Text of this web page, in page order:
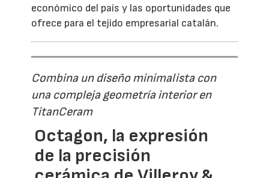
económico del país y las oportunidades que
ofrece para el tejido empresarial catalán.
Combina un diseño minimalista con
una compleja geometría interior en
TitanCeram
Octagon, la expresión
de la precisión